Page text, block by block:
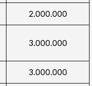
2.000.000
3.000.000
3.000.000